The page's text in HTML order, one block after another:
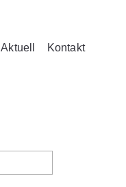
Aktuell Kontakt